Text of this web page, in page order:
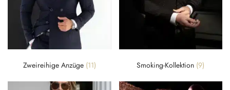
Zweireihige Anzüge (11) Smoking-Kollektion (9)